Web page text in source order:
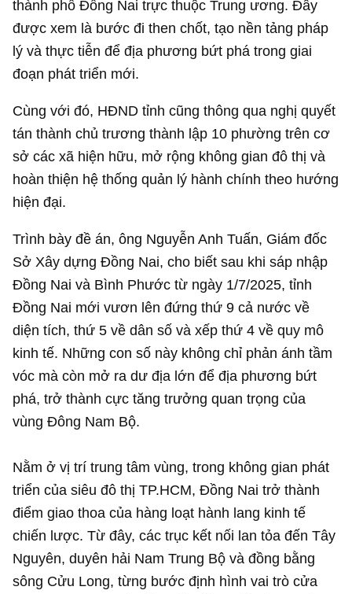
thành phố Đồng Nai trực thuộc Trung ương. Đây
được xem là bước đi then chốt, tạo nền tảng pháp
lý và thực tiễn để địa phương bứt phá trong giai
đoạn phát triển mới.
Cùng với đó, HĐND tỉnh cũng thông qua nghị quyết
tán thành chủ trương thành lập 10 phường trên cơ
sở các xã hiện hữu, mở rộng không gian đô thị và
hoàn thiện hệ thống quản lý hành chính theo hướng
hiện đại.
Trình bày đề án, ông Nguyễn Anh Tuấn, Giám đốc
Sở Xây dựng Đồng Nai, cho biết sau khi sáp nhập
Đồng Nai và Bình Phước từ ngày 1/7/2025, tỉnh
Đồng Nai mới vươn lên đứng thứ 9 cả nước về
diện tích, thứ 5 về dân số và xếp thứ 4 về quy mô
kinh tế. Những con số này không chỉ phản ánh tầm
vóc mà còn mở ra dư địa lớn để địa phương bứt
phá, trở thành cực tăng trưởng quan trọng của
vùng Đông Nam Bộ.
Nằm ở vị trí trung tâm vùng, trong không gian phát
triển của siêu đô thị TP.HCM, Đồng Nai trở thành
điểm giao thoa của hàng loạt hành lang kinh tế
chiến lược. Từ đây, các trục kết nối lan tỏa đến Tây
Nguyên, duyên hải Nam Trung Bộ và đồng bằng
sông Cửu Long, từng bước định hình vai trò cửa